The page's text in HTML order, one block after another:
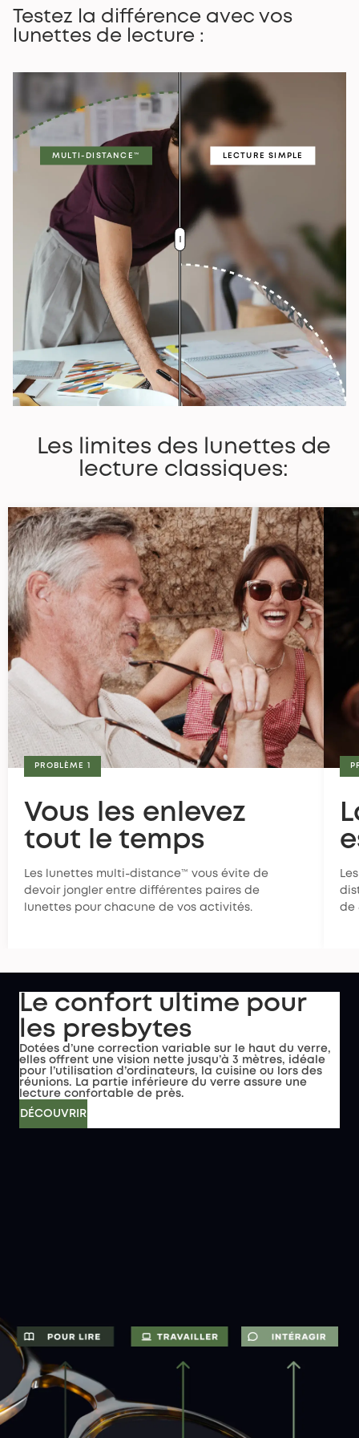
Testez la différence avec vos
lunettes de lecture :
MULTI-DISTANCE™ LECTURE SIMPLE
Les limites des lunettes de
lecture classiques:
PROBLÈME 1
Vous les enlevez
tout le temps
Les lunettes multi-distance™ vous évite de
devoir jongler entre différentes paires de
lunettes pour chacune de vos activités.
de
Le confort ultime pour
les presbytes
Dotées d’une correction variable sur le haut du verre,
elles offrent une vision nette jusqu’à 3 mètres, idéale
pour l’utilisation d’ordinateurs, la cuisine ou lors des
réunions. La partie inférieure du verre assure une
lecture confortable de près.
DÉCOUVRIR